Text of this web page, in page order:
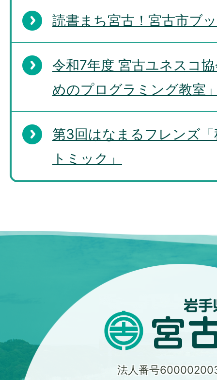
読書まち宮古！宮古市ブ
令和7年度 宮古ユネスコ
めのプログラミング教室
第3回はなまるフレンズ
トミック」
法人番号